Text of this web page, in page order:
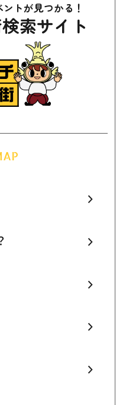
トが見つかる！
索サイト